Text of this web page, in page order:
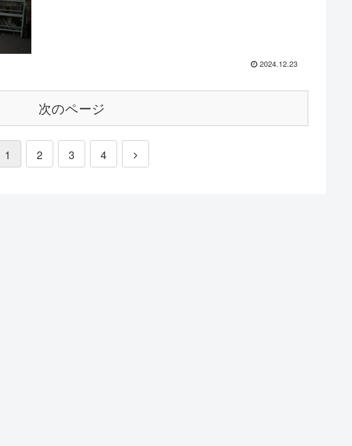
2024.12.23
次のページ
1 2 3 4